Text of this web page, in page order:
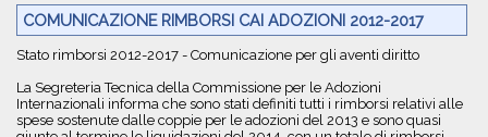
COMUNICAZIONE RIMBORSI CAI ADOZIONI 2012-2017
Stato rimborsi 2012-2017 - Comunicazione per gli aventi diritto
La Segreteria Tecnica della Commissione per le Adozioni
Internazionali informa che sono stati definiti tutti i rimborsi relativi alle
spese sostenute dalle coppie per le adozioni del 2013 e sono quasi